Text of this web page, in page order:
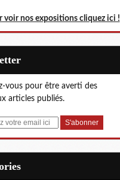
voir nos expositions cliquez ici !
vous pour être averti des
articles publiés.